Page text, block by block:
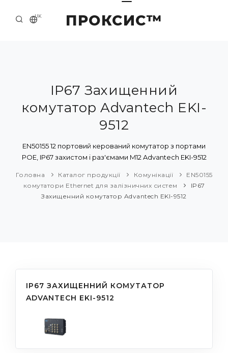
ПРОКСИС™
UK
ПРО НАС
ПРИКЛАДИ ТА РІШЕННЯ
КАТАЛОГ ПРОДУКЦІЇ
НОВИНИ
IP67 Захищенний
комутатор Advantech EKI-
9512
EN50155 12 портовий керований комутатор з портами
POE, IP67 захистом і раз'ємами M12 Advantech EKI-9512
Головна Каталог продукції Комунікації
EN50155
комутатори Ethernet для залізничних систем
IP67
Захищенний комутатор Advantech EKI-9512
IP67 ЗАХИЩЕННИЙ КОМУТАТОР
ADVANTECH EKI-9512